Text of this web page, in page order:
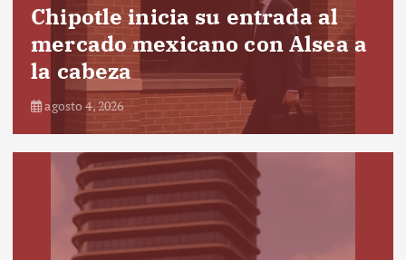
Chipotle inicia su entrada al
mercado mexicano con Alsea a
la cabeza
agosto 4, 2026